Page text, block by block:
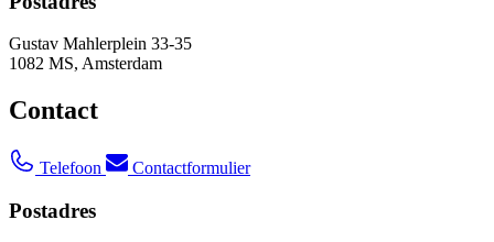
Gustav Mahlerplein 33-35
1082 MS, Amsterdam
Contact
Telefoon Contactformulier
Postadres